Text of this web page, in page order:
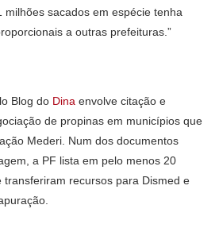
milhões sacados em espécie tenha
a outras prefeituras.”
Blog do Dina envolve citação e
de propinas em municípios que
Mederi. Num dos documentos
a PF lista em pelo menos 20
transferiram recursos para Dismed e